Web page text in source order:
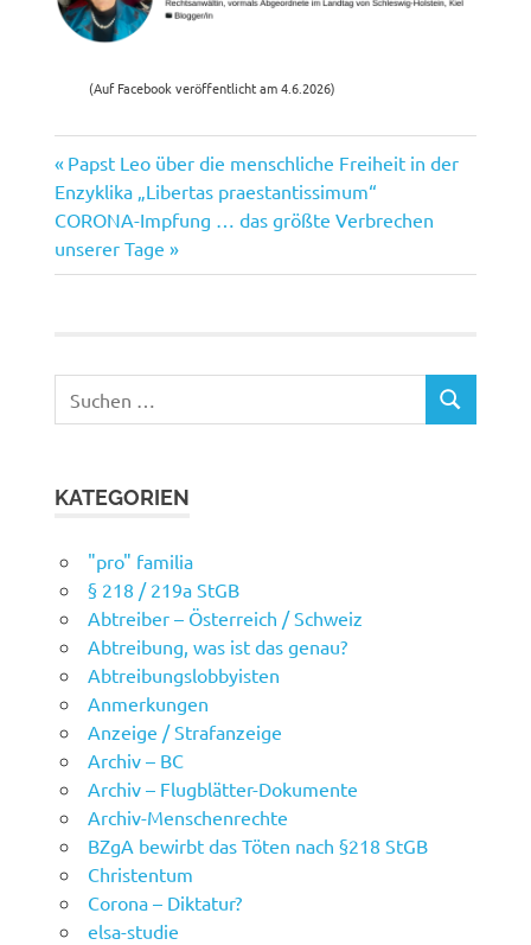
(Auf Facebook veröffentlicht am 4.6.2026)
Beitragsnavigation
Vorheriger
Beitrag:
Papst Leo über die menschliche Freiheit in der
Enzyklika „Libertas praestantissimum“
Nächster
Beitrag:
CORONA-Impfung … das größte Verbrechen
unserer Tage
nach:
SUCHEN
KATEGORIEN
"pro" familia
§ 218 / 219a StGB
Abtreiber – Österreich / Schweiz
Abtreibung, was ist das genau?
Abtreibungslobbyisten
Anmerkungen
Anzeige / Strafanzeige
Archiv – BC
Archiv – Flugblätter-Dokumente
Archiv-Menschenrechte
BZgA bewirbt das Töten nach §218 StGB
Christentum
Corona – Diktatur?
elsa-studie